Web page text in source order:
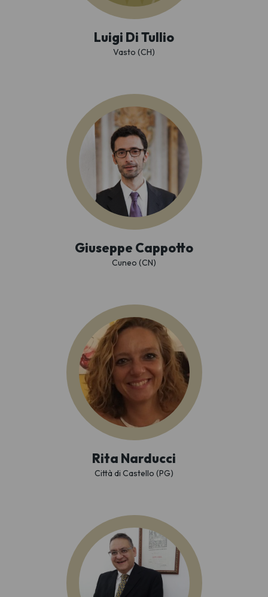
Luigi Di Tullio
Vasto (CH)
Giuseppe Cappotto
Cuneo (CN)
Rita Narducci
Città di Castello (PG)